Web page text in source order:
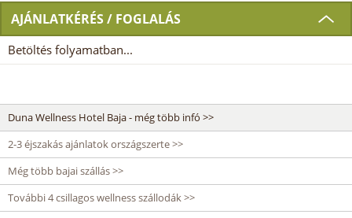
AJÁNLATKÉRÉS / FOGLALÁS
Betöltés folyamatban...
Duna Wellness Hotel Baja - még több infó >>
2-3 éjszakás ajánlatok országszerte >>
Még több bajai szállás >>
További 4 csillagos wellness szállodák >>